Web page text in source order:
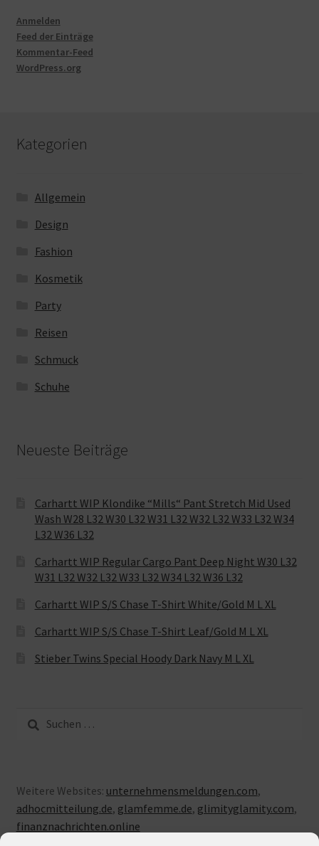
Anmelden
Feed der Einträge
Kommentar-Feed
WordPress.org
Kategorien
Allgemein
Design
Fashion
Kosmetik
Party
Reisen
Schmuck
Schuhe
Neueste Beiträge
Carhartt WIP Klondike “Mills“ Pant Stretch Mid Used
Wash W28 L32 W30 L32 W31 L32 W32 L32 W33 L32 W34
L32 W36 L32
Carhartt WIP Regular Cargo Pant Deep Night W30 L32
W31 L32 W32 L32 W33 L32 W34 L32 W36 L32
Carhartt WIP S/S Chase T-Shirt White/Gold M L XL
Carhartt WIP S/S Chase T-Shirt Leaf/Gold M L XL
Stieber Twins Special Hoody Dark Navy M L XL
Suche
nach:
Weitere Websites: unternehmensmeldungen.com,
adhocmitteilung.de, glamfemme.de, glimityglamity.com,
finanznachrichten.online